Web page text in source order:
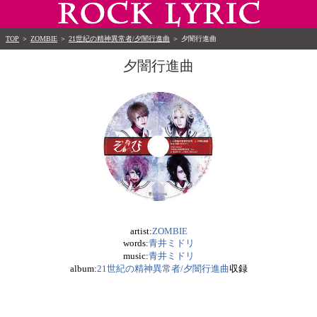
TOP ＞ ZOMBIE ＞ 21世紀の精神異常者/夕闇行進曲 ＞ 夕闇行進曲
夕闇行進曲
artist:ZOMBIE
words:青井ミドリ
music:青井ミドリ
album:21世紀の精神異常者/夕闇行進曲収録